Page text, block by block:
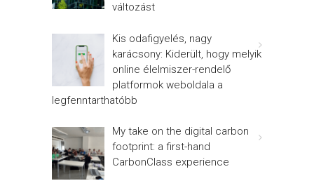
változást
Kis odafigyelés, nagy
karácsony: Kiderült, hogy melyik
online élelmiszer-rendelő
platformok weboldala a
legfenntarthatóbb
My take on the digital carbon
footprint: a first-hand
CarbonClass experience